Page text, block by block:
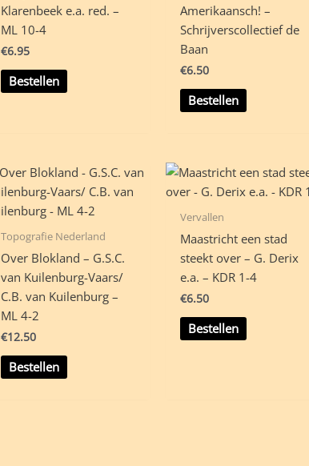
Klarenbeek e.a. red. –
ML 10-4
€6.95
Bestellen
Amerikaansch! –
Schrijverscollectief de
Baan
€6.50
Bestellen
Topografie Nederland
Over Blokland – G.S.C.
van Kuilenburg-Vaars/
C.B. van Kuilenburg –
ML 4-2
€12.50
Bestellen
Vervallen
Maastricht een stad
steekt over – G. Derix
e.a. – KDR 1-4
€6.50
Bestellen